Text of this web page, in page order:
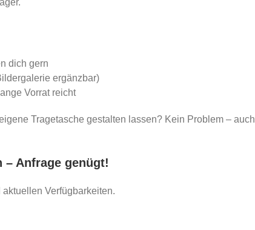
dich gern
ergänzbar)
Vorrat reicht
Tragetasche gestalten lassen? Kein Problem – auch
– Anfrage genügt!
Verfügbarkeiten.